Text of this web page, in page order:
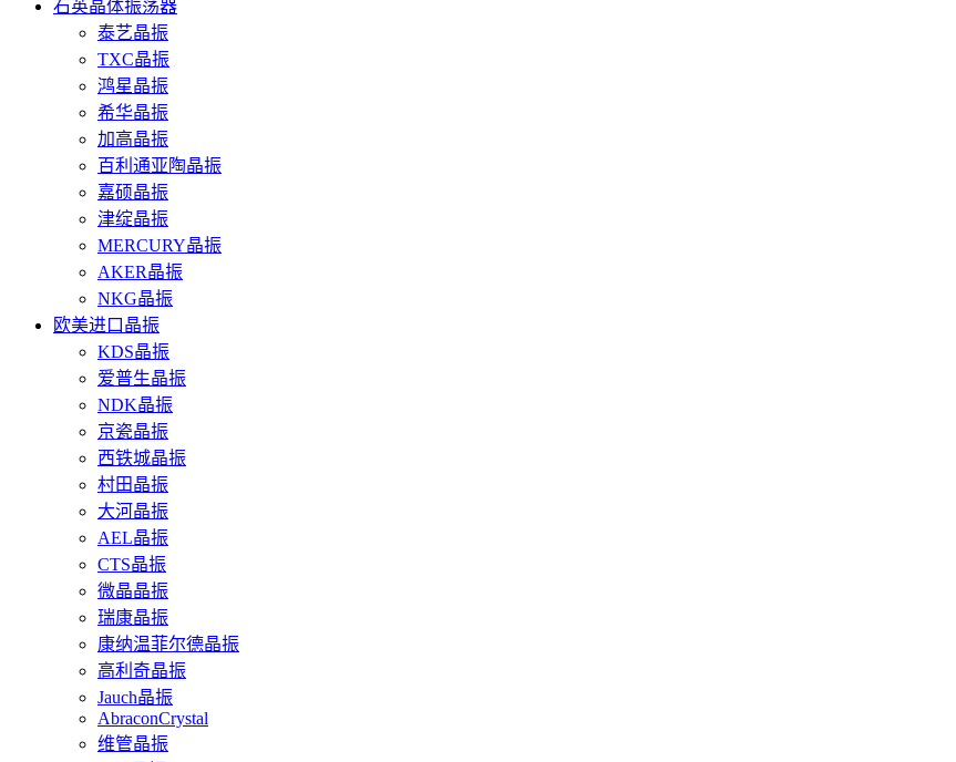
石英晶体振荡器
泰艺晶振
TXC晶振
鸿星晶振
希华晶振
加高晶振
百利通亚陶晶振
嘉硕晶振
津绽晶振
MERCURY晶振
AKER晶振
NKG晶振
欧美进口晶振
KDS晶振
爱普生晶振
NDK晶振
京瓷晶振
西铁城晶振
村田晶振
大河晶振
AEL晶振
CTS晶振
微晶晶振
瑞康晶振
康纳温菲尔德晶振
高利奇晶振
Jauch晶振
AbraconCrystal
维管晶振